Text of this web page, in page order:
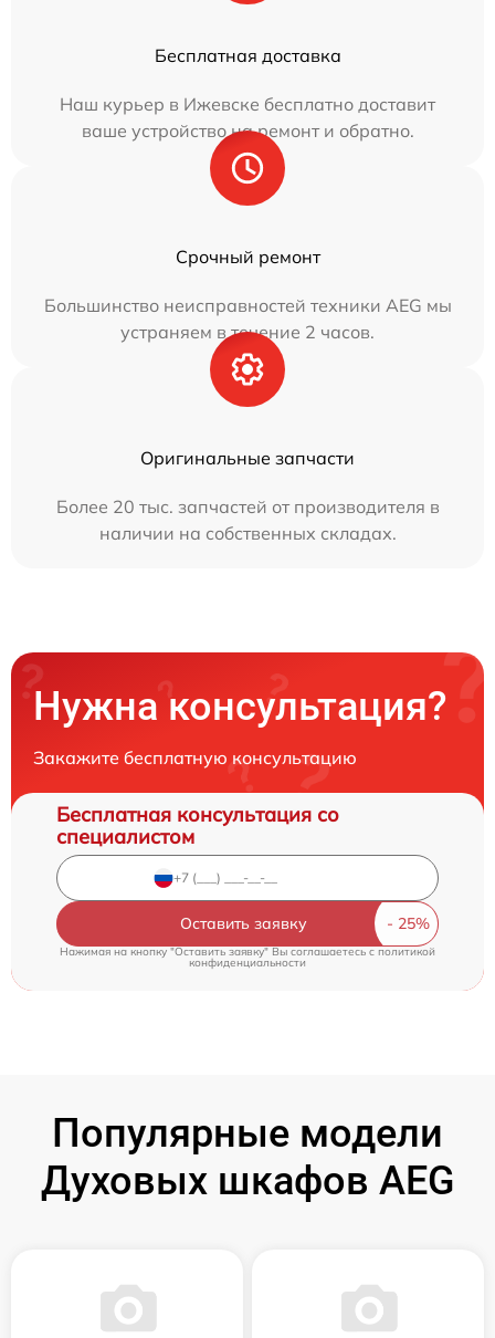
Бесплатная доставка
Наш курьер в Ижевске бесплатно доставит
ваше устройство на ремонт и обратно.
Срочный ремонт
Большинство неисправностей техники AEG мы
устраняем в течение 2 часов.
Оригинальные запчасти
Более 20 тыс. запчастей от производителя в
наличии на собственных складах.
Нужна консультация?
Закажите бесплатную консультацию
Бесплатная консультация со
специалистом
Оставить заявку
Нажимая на кнопку "Оставить заявку" Вы соглашаетесь cполитикой
конфиденциальности
Популярные модели
Духовых шкафов AEG